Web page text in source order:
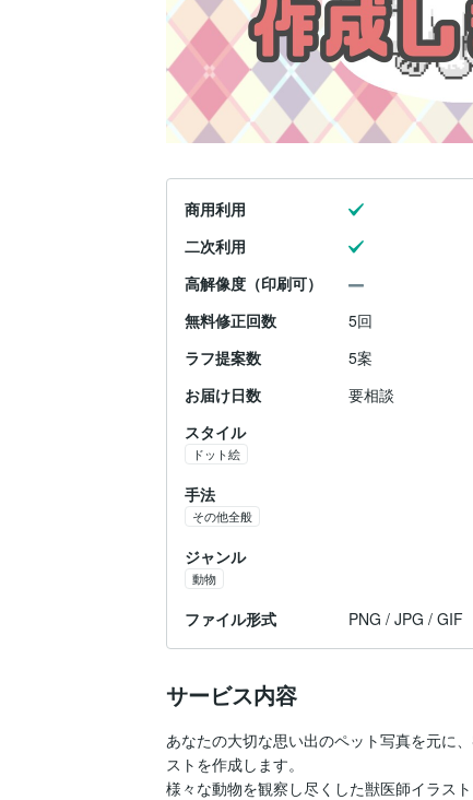
商用利用
二次利用
高解像度（印刷可）
無料修正回数
5回
ラフ提案数
5案
お届け日数
要相談
スタイル
ドット絵
手法
その他全般
ジャンル
動物
ファイル形式 PNG / JPG / GIF
サービス内容
あなたの大切な思い出のペット写真を元に
ストを作成します。
様々な動物を観察し尽くした獣医師イラス